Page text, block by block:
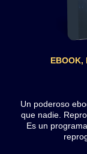
EBOOK,
Un poderoso
que nadie.
Es un